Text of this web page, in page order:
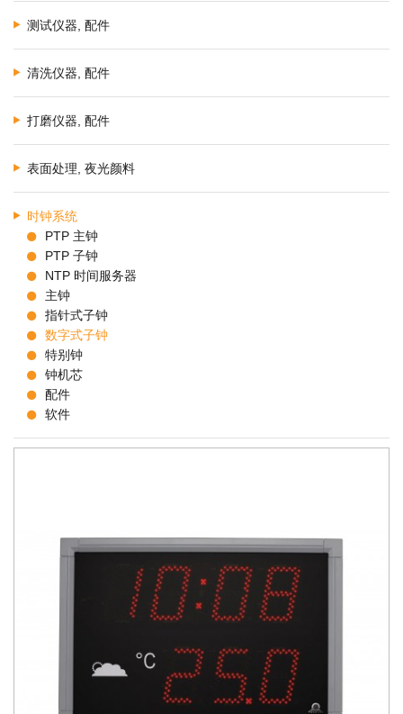
测试仪器, 配件
清洗仪器, 配件
打磨仪器, 配件
表面处理, 夜光颜料
时钟系统
PTP 主钟
PTP 子钟
NTP 时间服务器
主钟
指针式子钟
数字式子钟
特别钟
钟机芯
配件
软件